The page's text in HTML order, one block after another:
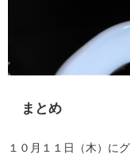
まとめ
１０月１１日（木）に